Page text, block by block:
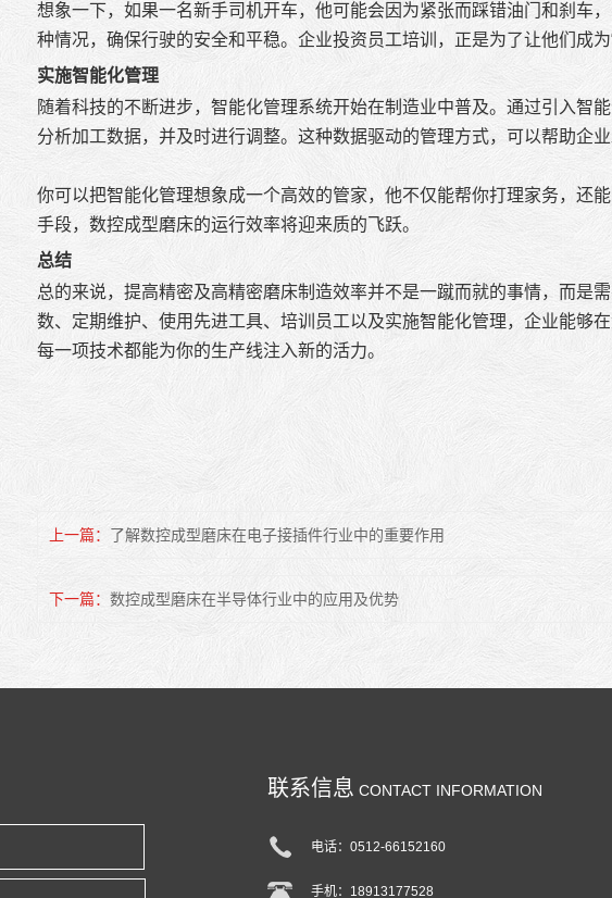
想象一下，如果一名新手司机开车，他可能会因为紧张而踩错油门和刹车
种情况，确保行驶的安全和平稳。企业投资员工培训，正是为了让他们成为
实施智能化管理
随着科技的不断进步，智能化管理系统开始在制造业中普及。通过引入智
分析加工数据，并及时进行调整。这种数据驱动的管理方式，可以帮助企
你可以把智能化管理想象成一个高效的管家，他不仅能帮你打理家务，还
手段，数控成型磨床的运行效率将迎来质的飞跃。
总结
总的来说，提高精密及高精密磨床制造效率并不是一蹴而就的事情，而是
数、定期维护、使用先进工具、培训员工以及实施智能化管理，企业能够
每一项技术都能为你的生产线注入新的活力。
上一篇 了解数控成型磨床在电子接插件行业中的重要作用
下一篇 数控成型磨床在半导体行业中的应用及优势
联系信息 CONTACT INFORMATION
电话：0512-66152160
手机：18913177528